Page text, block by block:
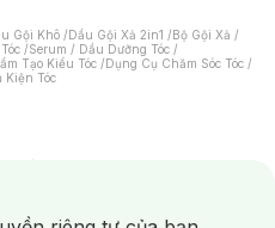
Gội Khô /Dầu Gội Xả 2in1 /Bộ Gội Xả /
/Serum / Dầu Dưỡng Tóc /
Tạo Kiểu Tóc /Dụng Cụ Chăm Sóc Tóc /
Kiện Tóc
Mặt Nạ Xông Hơi /Nước Rửa Tay/